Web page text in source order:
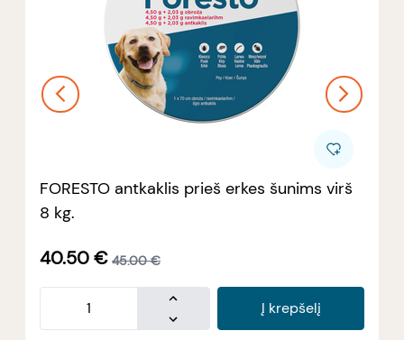
FORESTO antkaklis prieš erkes šunims virš
8 kg.
40.50€ 45.00 €
Į krepšelį